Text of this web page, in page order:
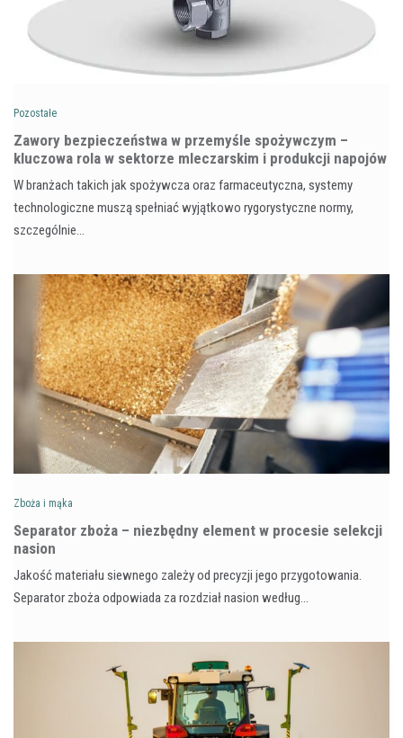
Pozostałe
Zawory bezpieczeństwa w przemyśle spożywczym –
kluczowa rola w sektorze mleczarskim i produkcji napojów
W branżach takich jak spożywcza oraz farmaceutyczna, systemy
technologiczne muszą spełniać wyjątkowo rygorystyczne normy,
szczególnie…
Zboża i mąka
Separator zboża – niezbędny element w procesie selekcji
nasion
Jakość materiału siewnego zależy od precyzji jego przygotowania.
Separator zboża odpowiada za rozdział nasion według…